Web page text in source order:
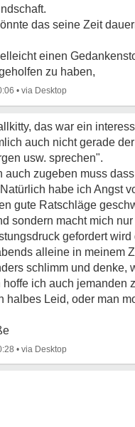
das seine Zeit
einen
zu haben,
•
das war ein
auch nicht gerade
usw. sprechen".
auch zugeben muss
habe ich Angst
gute Ratschläge
sondern macht mich
gefordert
alleine in meinem
schlimm und denke,
hoffe ich auch jemanden
halbes Leid, oder man
•